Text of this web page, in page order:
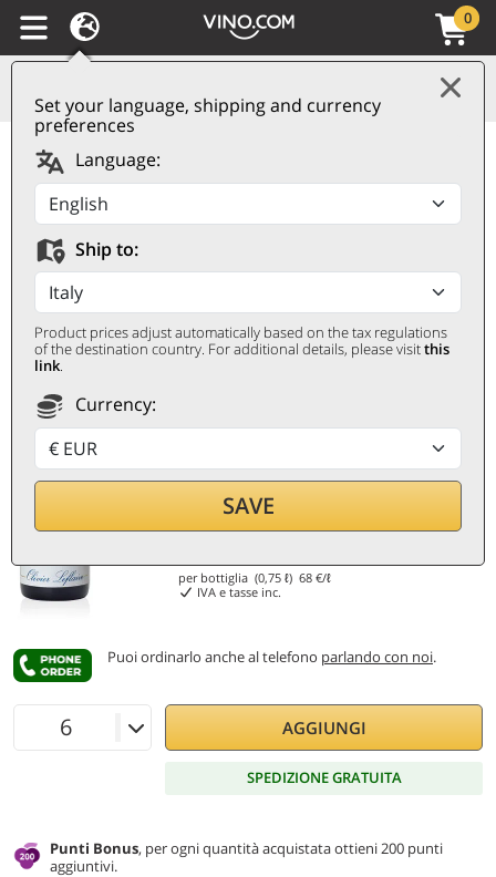
Set your language, shipping and currency
preferences
Language:
Ship to:
Product prices adjust automatically based on the tax regulations
of the destination country. For additional details, please visitthis
link.
Currency:
SAVE
0
Pernand-Vergelesses
AOC Rouge 2021 Olivier
Leflaive
OLIVIER LEFLAIVE
0,75 ℓ
51€
per bottiglia (0,75 ℓ)68 €/ℓ
IVA e tasse inc.
Puoi ordinarlo anche al telefono parlando con noi.
AGGIUNGI
SPEDIZIONE GRATUITA
Punti Bonus, per ogni quantità acquistata ottieni 200 punti
aggiuntivi.